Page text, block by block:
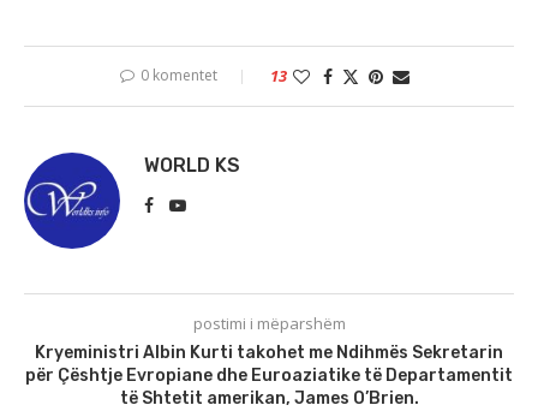
0 komentet 13
WORLD KS
postimi i mëparshëm
Kryeministri Albin Kurti takohet me Ndihmës Sekretarin
për Çështje Evropiane dhe Euroaziatike të Departamentit
të Shtetit amerikan, James O’Brien.